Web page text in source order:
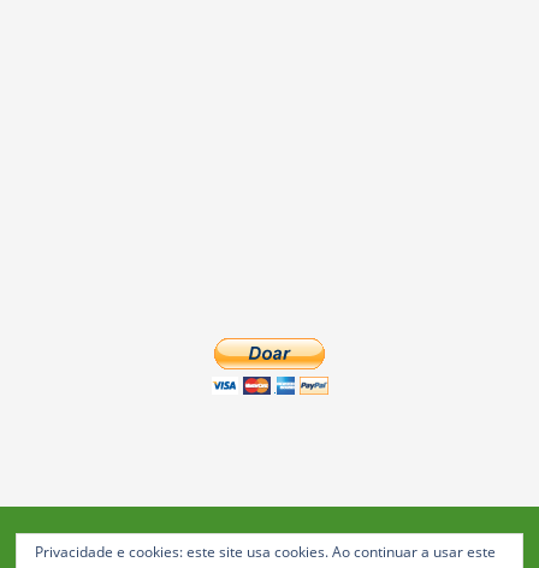
Privacidade e cookies: este site usa cookies. Ao continuar a usar este